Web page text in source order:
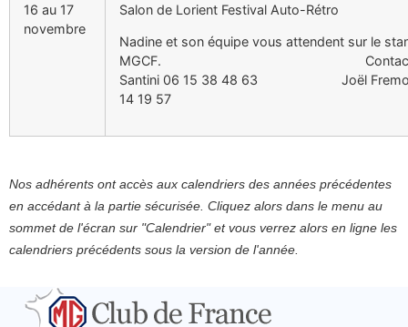
16 au 17
novembre
Salon de Lorient Festival Auto-Rétro
Nadine et son équipe vous attendent sur le
MGCF.
Santini 06 15 38 48 63 Joël
14 19 57
Nos adhérents ont accès aux calendriers des années précédentes
en accédant à la partie sécurisée. Cliquez alors dans le menu au
sommet de l'écran sur "Calendrier" et vous verrez alors en ligne les
calendriers précédents sous la version de l'année.